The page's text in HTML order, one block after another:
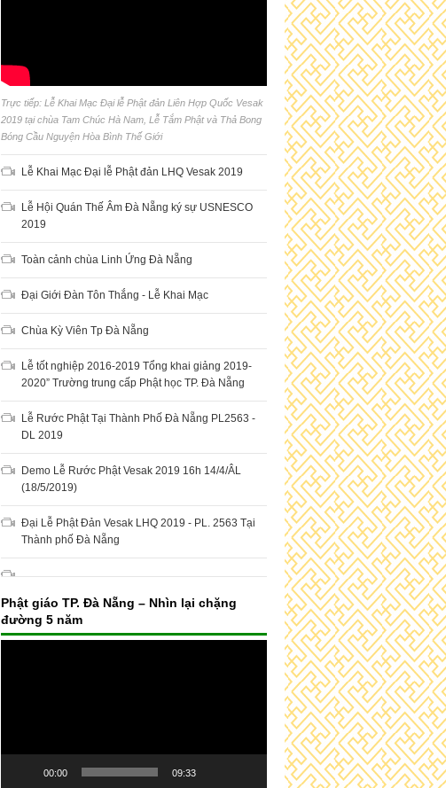
Trực tiếp: Lễ Khai Mạc Đại lễ Phật đản Liên Hợp Quốc Vesak
2019 tại chùa Tam Chúc Hà Nam, Lễ Tắm Phật và Thả Bong
Bóng Cầu Nguyện Hòa Bình Thế Giới
Lễ Khai Mạc Đại lễ Phật đản LHQ Vesak 2019
Lễ Hội Quán Thế Âm Đà Nẵng ký sự USNESCO
2019
Toàn cảnh chùa Linh Ứng Đà Nẵng
Đại Giới Đàn Tôn Thắng - Lễ Khai Mạc
Chùa Kỳ Viên Tp Đà Nẵng
Lễ tốt nghiệp 2016-2019 Tổng khai giảng 2019-
2020” Trường trung cấp Phật học TP. Đà Nẵng
Lễ Rước Phật Tại Thành Phố Đà Nẵng PL2563 -
DL 2019
Demo Lễ Rước Phật Vesak 2019 16h 14/4/ÂL
(18/5/2019)
Đại Lễ Phật Đản Vesak LHQ 2019 - PL. 2563 Tại
Thành phố Đà Nẵng
Phật giáo TP. Đà Nẵng – Nhìn lại chặng
đường 5 năm
00:00 09:33